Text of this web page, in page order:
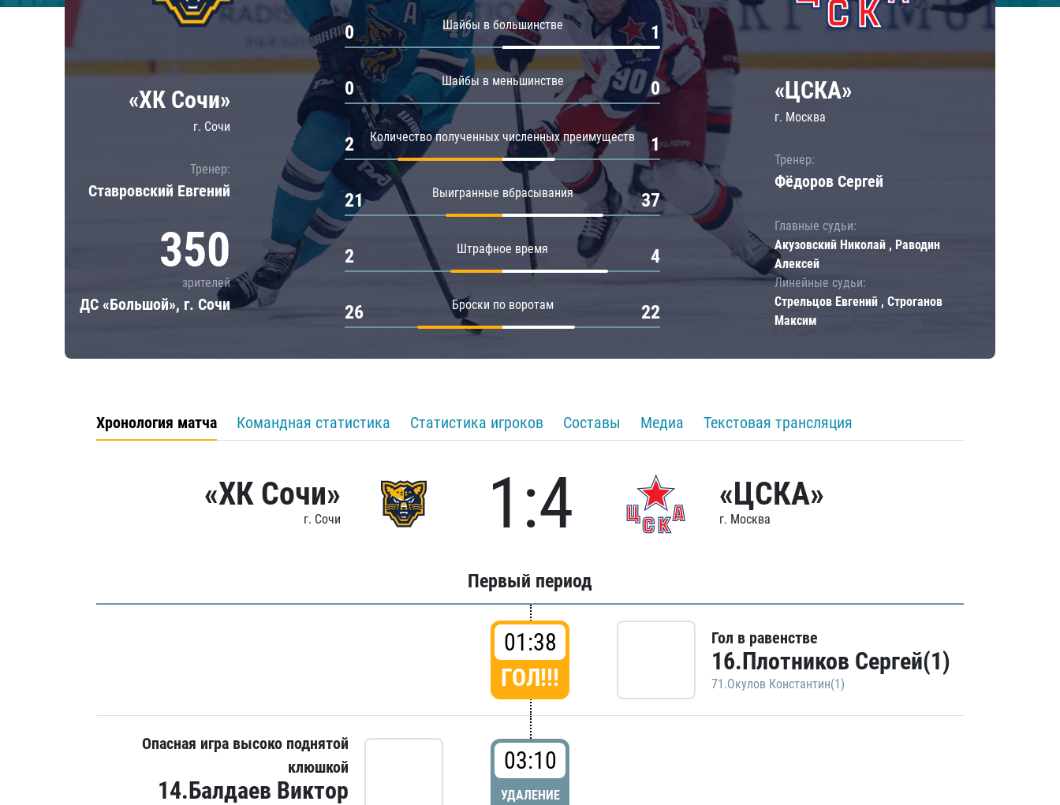
Локомотив
ЦСКА
Шанхайские Драконы
Амур
Барыс
Салават Юлаев
«ХК Сочи»
г. Сочи
Тренер:
Ставровский Евгений
350
зрителей
ДС «Большой», г. Сочи
Шайбы в большинстве
0 1
Шайбы в меньшинстве
0 0
Количество полученных численных преимуществ
2 1
Выигранные вбрасывания
21 37
Штрафное время
2 4
Броски по воротам
26 22
«ЦСКА»
г. Москва
Тренер:
Фёдоров Сергей
Главные судьи:
Акузовский Николай , Раводин
Алексей
Линейные судьи:
Стрельцов Евгений , Строганов
Максим
Хронология матча Командная статистика Статистика игроков Составы Медиа Текстовая трансляция
«ХК Сочи»
г. Сочи 1:4 «ЦСКА»
г. Москва
Первый период
01:38
ГОЛ!!!
Гол в равенстве
16.Плотников Сергей(1)
71.Окулов Константин(1)
Опасная игра высоко поднятой
клюшкой
14.Балдаев Виктор
03:10
УДАЛЕНИЕ